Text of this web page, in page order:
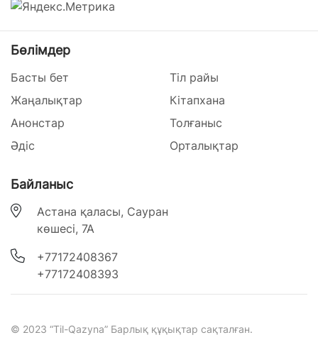
Бөлімдер
Басты бет
Жаңалықтар
Анонстар
Әдіс
Тіл райы
Кітапхана
Толғаныс
Орталықтар
Байланыс
Астана қаласы, Сауран
көшесі, 7А
‎+77172408367
‎+77172408393
© 2023 “Til-Qazyna” Барлық құқықтар сақталған.